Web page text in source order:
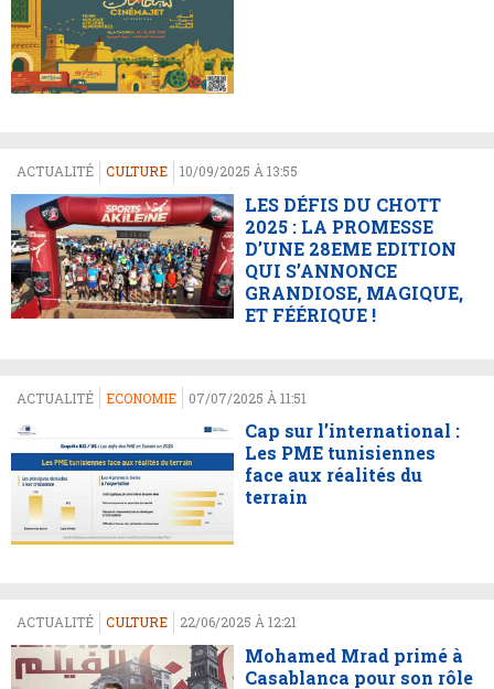
ACTUALITÉ CULTURE 10/09/2025 À 13:55
LES DÉFIS DU CHOTT
2025 : LA PROMESSE
D’UNE 28EME EDITION
QUI S’ANNONCE
GRANDIOSE, MAGIQUE,
ET FÉÉRIQUE !
ACTUALITÉ ECONOMIE 07/07/2025 À 11:51
Cap sur l’international :
Les PME tunisiennes
face aux réalités du
terrain
ACTUALITÉ CULTURE 22/06/2025 À 12:21
Mohamed Mrad primé à
Casablanca pour son rôle